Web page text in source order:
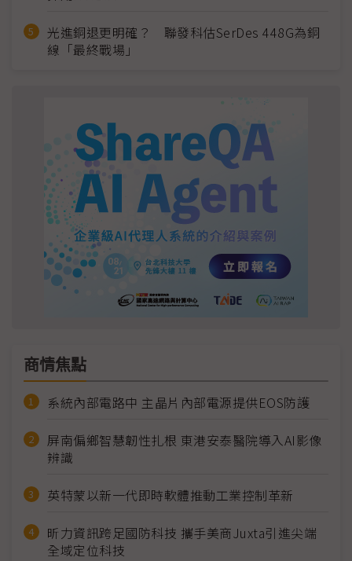
光進銅退更明確？ 聯發科估SerDes 448G為銅
線「最終戰場」
商情焦點
系統內部電路中 主晶片內部電源提供EOS防護
屏南偏鄉智慧韌性扎根 東港安泰醫院導入AI影像
辨識
英特蒙以新一代即時軟體推動工業控制革新
昕力資訊跨足國防科技 攜手美商Juxta引進尖端
全域定位科技